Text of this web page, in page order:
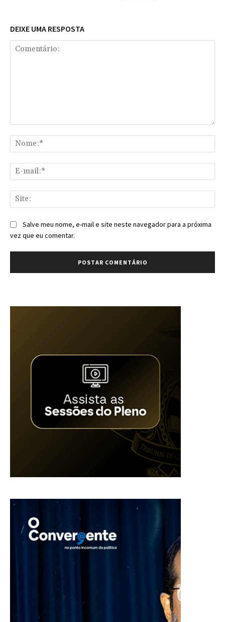
DEIXE UMA RESPOSTA
Salve meu nome, e-mail e site neste navegador para a próxima
vez que eu comentar.